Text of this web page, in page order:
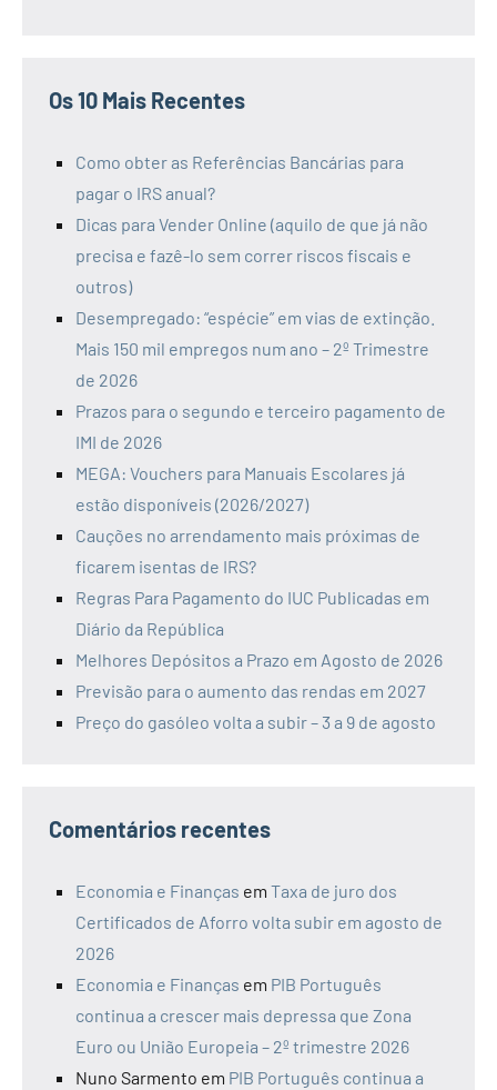
Os 10 Mais Recentes
Como obter as Referências Bancárias para
pagar o IRS anual?
Dicas para Vender Online (aquilo de que já não
precisa e fazê-lo sem correr riscos fiscais e
outros)
Desempregado: “espécie” em vias de extinção.
Mais 150 mil empregos num ano – 2º Trimestre
de 2026
Prazos para o segundo e terceiro pagamento de
IMI de 2026
MEGA: Vouchers para Manuais Escolares já
estão disponíveis (2026/2027)
Cauções no arrendamento mais próximas de
ficarem isentas de IRS?
Regras Para Pagamento do IUC Publicadas em
Diário da República
Melhores Depósitos a Prazo em Agosto de 2026
Previsão para o aumento das rendas em 2027
Preço do gasóleo volta a subir – 3 a 9 de agosto
Comentários recentes
Economia e Finanças em Taxa de juro dos
Certificados de Aforro volta subir em agosto de
2026
Economia e Finanças em PIB Português
continua a crescer mais depressa que Zona
Euro ou União Europeia – 2º trimestre 2026
Nuno Sarmento em PIB Português continua a